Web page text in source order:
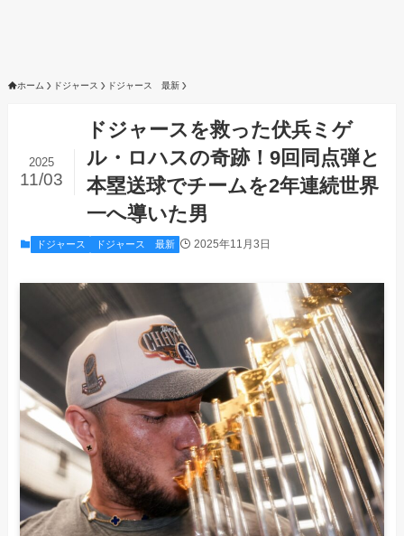
ホーム ドジャース ドジャース 最新
ドジャースを救った伏兵ミゲ
ル・ロハスの奇跡！9回同点弾と
本塁送球でチームを2年連続世界
一へ導いた男
2025
11/03
ドジャース ドジャース 最新 2025年11月3日